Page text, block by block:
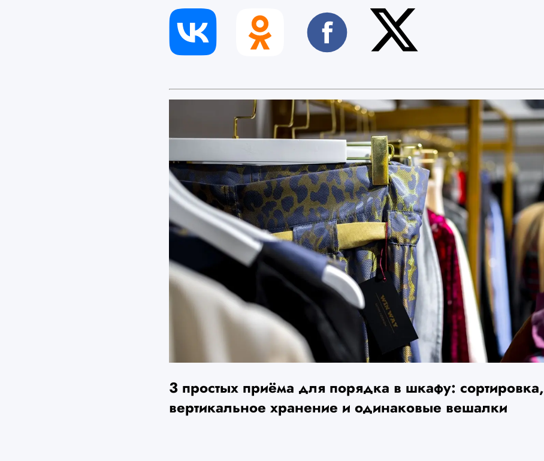
3 простых приёма для порядка в шкафу: сортировка,
вертикальное хранение и одинаковые вешалки